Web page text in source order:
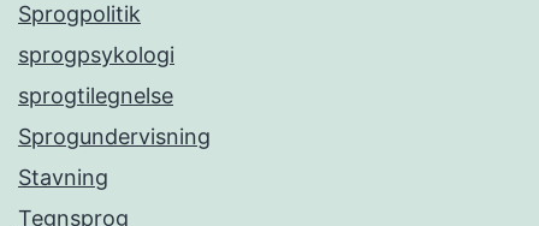
Sprogpolitik
sprogpsykologi
sprogtilegnelse
Sprogundervisning
Stavning
Tegnsprog